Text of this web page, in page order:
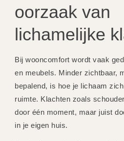
oorzaak van
lichamelijke
Bij wooncomfort wordt vaak
en meubels. Minder zichtbaar,
bepalend, is hoe je lichaam
ruimte. Klachten zoals
door één moment, maar juist
in je eigen huis.